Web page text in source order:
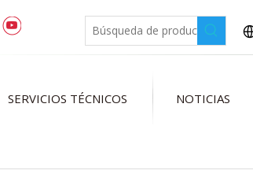
SERVICIOS TÉCNICOS NOTICIAS